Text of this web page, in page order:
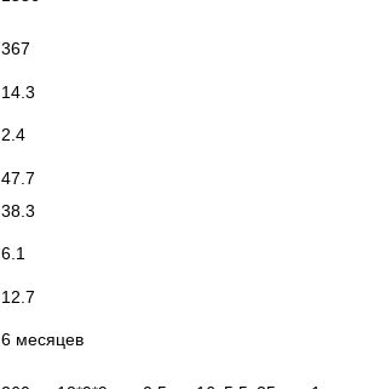
367
14.3
2.4
47.7
38.3
6.1
12.7
6 месяцев